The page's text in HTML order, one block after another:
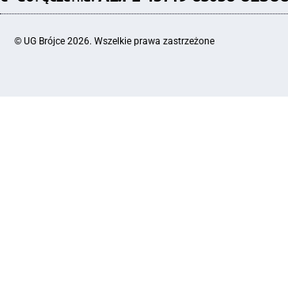
© UG Brójce 2026. Wszelkie prawa zastrzeżone